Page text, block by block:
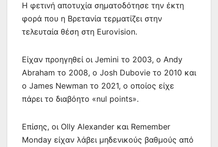
Η φετινή αποτυχία σηματοδότησε την έκτη
φορά που η Βρετανία τερματίζει στην
τελευταία θέση στη Eurovision.
Είχαν προηγηθεί οι Jemini το 2003, ο Andy
Abraham το 2008, ο Josh Dubovie το 2010 και
ο James Newman το 2021, ο οποίος είχε
πάρει το διαβόητο «nul points».
Επίσης, οι Olly Alexander και Remember
Monday είχαν λάβει μηδενικούς βαθμούς από